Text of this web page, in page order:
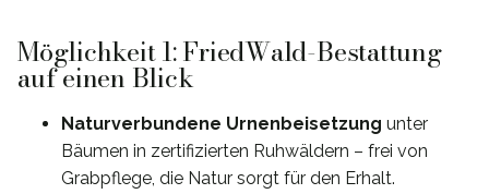
Möglichkeit 1: FriedWald-Bestattung
auf einen Blick
Naturverbundene Urnenbeisetzung unter
Bäumen in zertifizierten Ruhwäldern – frei von
Grabpflege, die Natur sorgt für den Erhalt.